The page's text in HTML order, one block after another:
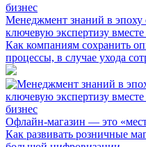
бизнес
Менеджмент знаний в эпоху
ключевую экспертизу
Как компаниям сохранить
процессы, в случае ухода
бизнес
Офлайн-магазин — это
Как развивать розничные